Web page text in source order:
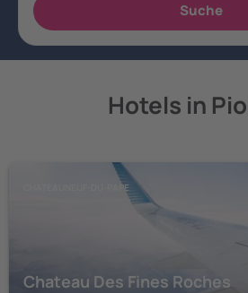
Hotels in
CHATEAUNEUF-DU-PAPE
Chateau Des Fines Roches